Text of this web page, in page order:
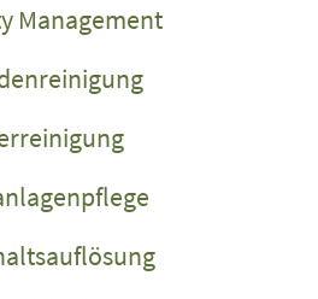
Management